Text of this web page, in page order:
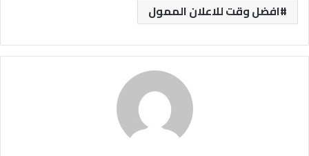
افضل وقت للاعلان الممول